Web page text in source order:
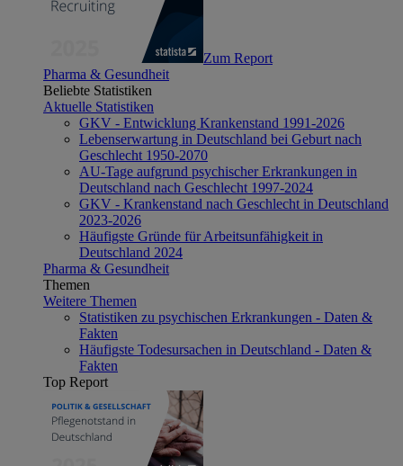
Zum Report
Pharma & Gesundheit
Beliebte Statistiken
Aktuelle Statistiken
GKV - Entwicklung Krankenstand 1991-2026
Lebenserwartung in Deutschland bei Geburt nach
Geschlecht 1950-2070
AU-Tage aufgrund psychischer Erkrankungen in
Deutschland nach Geschlecht 1997-2024
GKV - Krankenstand nach Geschlecht in Deutschland
2023-2026
Häufigste Gründe für Arbeitsunfähigkeit in
Deutschland 2024
Pharma & Gesundheit
Themen
Weitere Themen
Statistiken zu psychischen Erkrankungen - Daten &
Fakten
Häufigste Todesursachen in Deutschland - Daten &
Fakten
Top Report